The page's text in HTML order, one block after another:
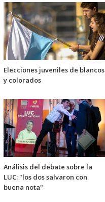
Elecciones juveniles de blancos
y colorados
Análisis del debate sobre la
LUC: "los dos salvaron con
buena nota"